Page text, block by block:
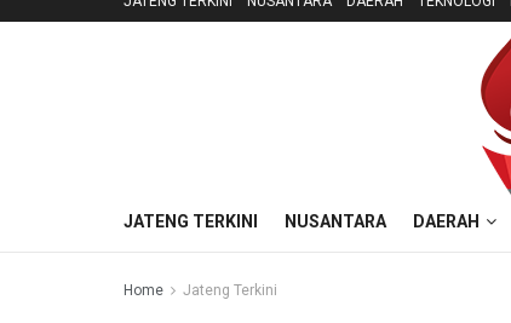
JATENG TERKINI NUSANTARA DAERAH
Home Jateng Terkini